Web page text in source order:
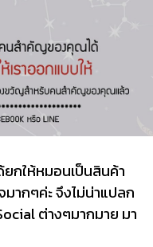
กให้หมอนเป็นสินค้า
ากๆค่ะ จึงไม่น่าแปลก
ต่างๆมากมาย มา